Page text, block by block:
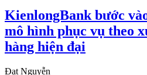
KienlongBank bước
mô hình phục vụ theo
hàng hiện đại
Đạt Nguyễn